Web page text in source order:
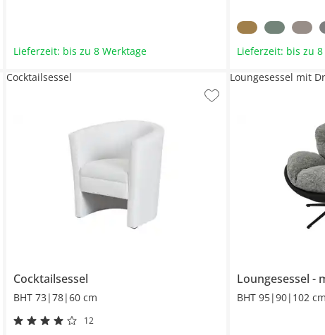
Lieferzeit: bis zu 8 Werktage Lieferzeit: bis zu
Cocktailsessel
BHT 73|78|60 cm
12
Cocktailsessel
Loungesessel
BHT 95|90|102 cm
Loungesessel mit